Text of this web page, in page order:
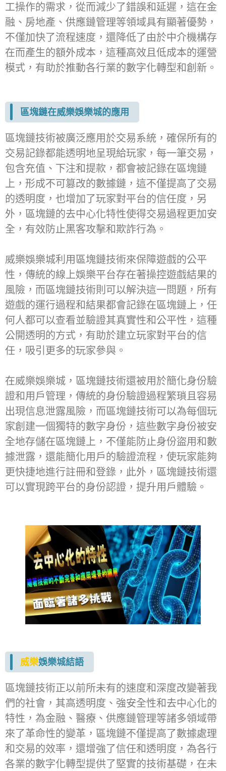
工操作的需求，從而減少了錯誤和延遲，這在金
融、房地產、供應鏈管理等領域具有顯著優勢，
不僅加快了流程速度，還降低了由於中介機構存
在而產生的額外成本，這種高效且低成本的運營
模式，有助於推動各行業的數字化轉型和創新。
區塊鏈在威樂娛樂城的應用
區塊鏈技術被廣泛應用於交易系統，確保所有的
交易記錄都能透明地呈現給玩家，每一筆交易，
包含充值、下注和提款，都會被記錄在區塊鏈
上，形成不可篡改的數據鏈，這不僅提高了交易
的透明度，也增加了玩家對平台的信任度，另
外，區塊鏈的去中心化特性使得交易過程更加安
全，有效防止黑客攻擊和欺詐行為。
威樂娛樂城利用區塊鏈技術來保障遊戲的公平
性，傳統的線上娛樂平台存在著操控遊戲結果的
風險，而區塊鏈技術則可以解決這一問題，所有
遊戲的運行過程和結果都會記錄在區塊鏈上，任
何人都可以查看並驗證其真實性和公平性，這種
公開透明的方式，有助於建立玩家對平台的信
任，吸引更多的玩家參與。
在威樂娛樂城，區塊鏈技術還被用於簡化身份驗
證和用戶管理，傳統的身份驗證過程繁瑣且容易
出現信息泄露風險，而區塊鏈技術可以為每個玩
家創建一個獨特的數字身份，這些數字身份被安
全地存儲在區塊鏈上，不僅能防止身份盜用和數
據泄露，還能簡化用戶的驗證流程，使玩家能夠
更快捷地進行註冊和登錄，此外，區塊鏈技術還
可以實現跨平台的身份認證，提升用戶體驗。
威樂娛樂城結語
區塊鏈技術正以前所未有的速度和深度改變著我
們的社會，其高透明度、強安全性和去中心化的
特性，為金融、醫療、供應鏈管理等諸多領域帶
來了革命性的變革，區塊鏈不僅提高了數據處理
和交易的效率，還增強了信任和透明度，為各行
各業的數字化轉型提供了堅實的技術基礎，在未